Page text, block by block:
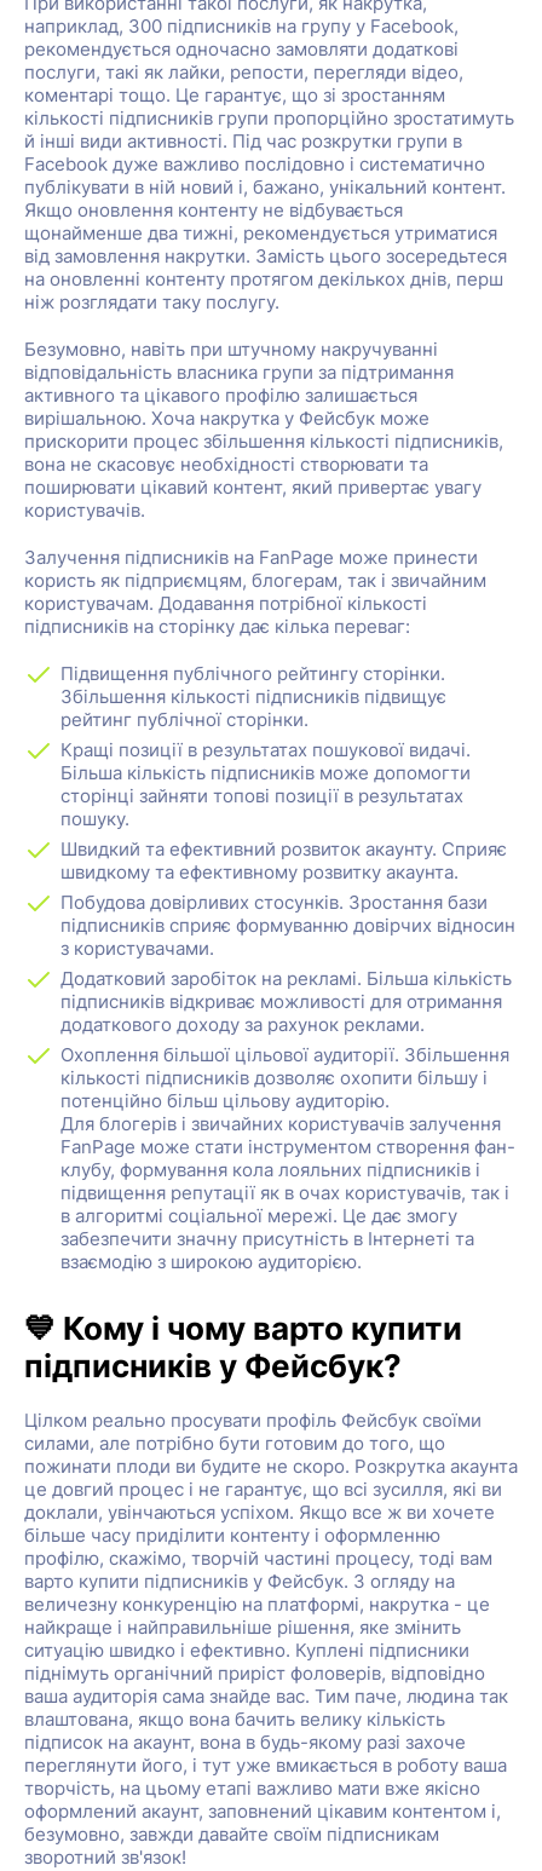
наприклад, 300 підписників на групу у Facebook,
рекомендується одночасно замовляти додаткові
послуги, такі як лайки, репости, перегляди відео,
коментарі тощо. Це гарантує, що зі зростанням
кількості підписників групи пропорційно зростатимуть
й інші види активності. Під час розкрутки групи в
Facebook дуже важливо послідовно і систематично
публікувати в ній новий і, бажано, унікальний контент.
Якщо оновлення контенту не відбувається
щонайменше два тижні, рекомендується утриматися
від замовлення накрутки. Замість цього зосередьтеся
на оновленні контенту протягом декількох днів, перш
ніж розглядати таку послугу.
Безумовно, навіть при штучному накручуванні
відповідальність власника групи за підтримання
активного та цікавого профілю залишається
вирішальною. Хоча накрутка у Фейсбук може
прискорити процес збільшення кількості підписників,
вона не скасовує необхідності створювати та
поширювати цікавий контент, який привертає увагу
користувачів.
Залучення підписників на FanPage може принести
користь як підприємцям, блогерам, так і звичайним
користувачам. Додавання потрібної кількості
підписників на сторінку дає кілька переваг:
Підвищення публічного рейтингу сторінки.
Збільшення кількості підписників підвищує
рейтинг публічної сторінки.
Кращі позиції в результатах пошукової видачі.
Більша кількість підписників може допомогти
сторінці зайняти топові позиції в результатах
пошуку.
Швидкий та ефективний розвиток акаунту. Сприяє
швидкому та ефективному розвитку акаунта.
Побудова довірливих стосунків. Зростання бази
підписників сприяє формуванню довірчих відносин
з користувачами.
Додатковий заробіток на рекламі. Більша кількість
підписників відкриває можливості для отримання
додаткового доходу за рахунок реклами.
Охоплення більшої цільової аудиторії. Збільшення
кількості підписників дозволяє охопити більшу і
потенційно більш цільову аудиторію.
Для блогерів і звичайних користувачів залучення
FanPage може стати інструментом створення фан-
клубу, формування кола лояльних підписників і
підвищення репутації як в очах користувачів, так і
в алгоритмі соціальної мережі. Це дає змогу
забезпечити значну присутність в Інтернеті та
взаємодію з широкою аудиторією.
💙 Кому і чому варто купити
підписників у Фейсбук?
Цілком реально просувати профіль Фейсбук своїми
силами, але потрібно бути готовим до того, що
пожинати плоди ви будите не скоро. Розкрутка акаунта
це довгий процес і не гарантує, що всі зусилля, які ви
доклали, увінчаються успіхом. Якщо все ж ви хочете
більше часу приділити контенту і оформленню
профілю, скажімо, творчій частині процесу, тоді вам
варто купити підписників у Фейсбук. З огляду на
величезну конкуренцію на платформі, накрутка - це
найкраще і найправильніше рішення, яке змінить
ситуацію швидко і ефективно. Куплені підписники
піднімуть органічний приріст фоловерів, відповідно
ваша аудиторія сама знайде вас. Тим паче, людина так
влаштована, якщо вона бачить велику кількість
підписок на акаунт, вона в будь-якому разі захоче
переглянути його, і тут уже вмикається в роботу ваша
творчість, на цьому етапі важливо мати вже якісно
оформлений акаунт, заповнений цікавим контентом і,
безумовно, завжди давайте своїм підписникам
зворотний зв'язок!